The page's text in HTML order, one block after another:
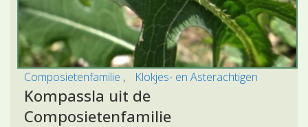
Composietenfamilie Klokjes- en Asterachtigen
Kompassla uit de
Composietenfamilie